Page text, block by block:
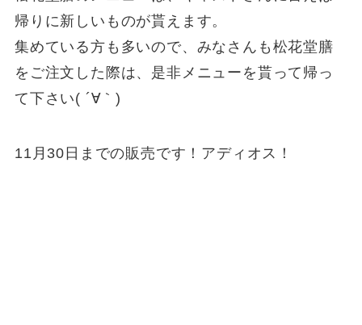
帰りに新しいものが貰えます。
集めている方も多いので、みなさんも松花堂膳
をご注文した際は、是非メニューを貰って帰っ
て下さい( ´∀｀)
11月30日までの販売です！アディオス！